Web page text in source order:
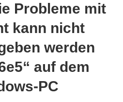
Probleme mit
kann nicht
werden
auf dem
PC